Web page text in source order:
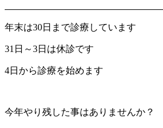
年末は30日まで診療しています
31日～3日は休診です
4日から診療を始めます
今年やり残した事はありませんか？